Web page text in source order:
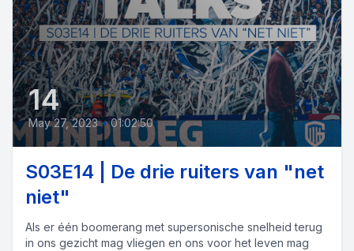
14
May 27, 2023 • 01:02:50
S03E14 | De drie ruiters van "net
niet"
Als er één boomerang met supersonische snelheid terug
in ons gezicht mag vliegen en ons voor het leven mag